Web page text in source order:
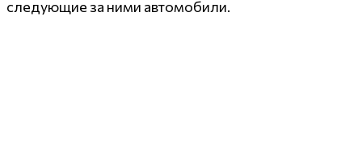
следующие за ними автомобили.